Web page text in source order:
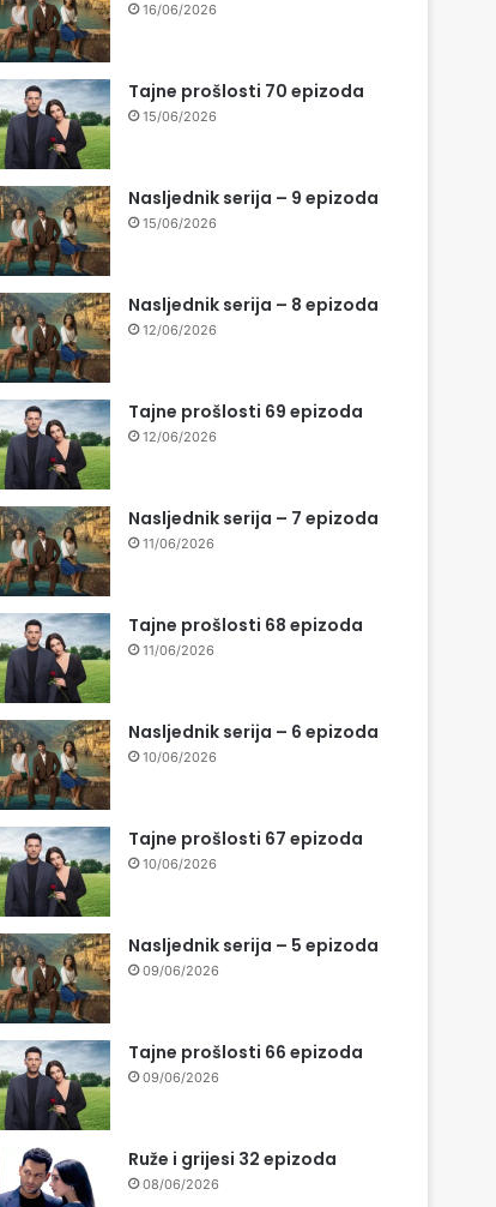
16/06/2026
Tajne prošlosti 70 epizoda
15/06/2026
Nasljednik serija – 9 epizoda
15/06/2026
Nasljednik serija – 8 epizoda
12/06/2026
Tajne prošlosti 69 epizoda
12/06/2026
Nasljednik serija – 7 epizoda
11/06/2026
Tajne prošlosti 68 epizoda
11/06/2026
Nasljednik serija – 6 epizoda
10/06/2026
Tajne prošlosti 67 epizoda
10/06/2026
Nasljednik serija – 5 epizoda
09/06/2026
Tajne prošlosti 66 epizoda
09/06/2026
Ruže i grijesi 32 epizoda
08/06/2026